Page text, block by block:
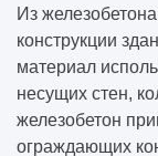
Из
конструкции
материал
несущих стен,
железобетон
ограждающих